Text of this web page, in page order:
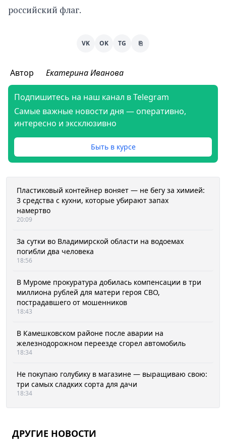
российский флаг.
VK OK TG ⎘
Автор Екатерина Иванова
Подпишитесь на наш канал в Telegram
Самые важные новости дня — оперативно,
интересно и эксклюзивно
Быть в курсе
Пластиковый контейнер воняет — не бегу за химией:
3 средства с кухни, которые убирают запах
намертво
20:09
За сутки во Владимирской области на водоемах
погибли два человека
18:56
В Муроме прокуратура добилась компенсации в три
миллиона рублей для матери героя СВО,
пострадавшего от мошенников
18:43
В Камешковском районе после аварии на
железнодорожном переезде сгорел автомобиль
18:34
Не покупаю голубику в магазине — выращиваю свою:
три самых сладких сорта для дачи
18:34
ДРУГИЕ НОВОСТИ